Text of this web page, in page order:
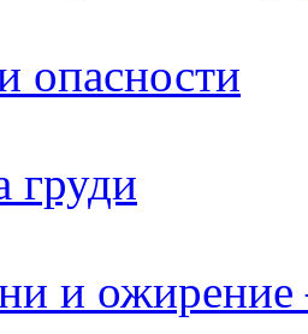
опасности
груди
и